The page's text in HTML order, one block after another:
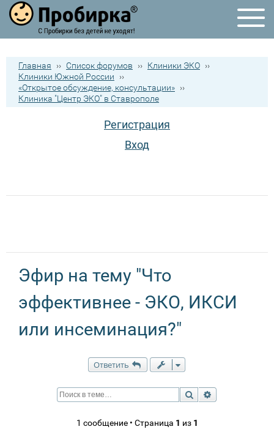
Главная ›› Список форумов ›› Клиники ЭКО ››
Клиники Южной России
››
«Открытое обсуждение, консультации» ››
Клиника "Центр ЭКО" в Ставрополе
Регистрация
Вход
Эфир на тему "Что
эффективнее - ЭКО, ИКСИ
или инсеминация?"
Ответить
Поиск
1 сообщение • Страница 1 из 1